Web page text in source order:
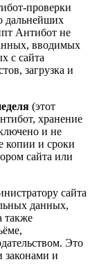
проверки
дальнейших
Антибот не
вводимых
с сайта
загрузка и
(этот
хранение
и не
копии и сроки
сайта или
сайта
данных,
также
Это
законами и